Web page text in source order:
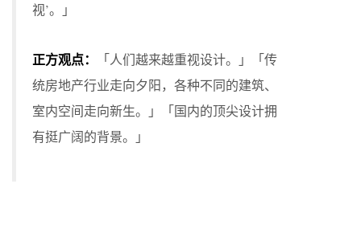
视’。」
正方观点：
「人们越来越重视设计。」「传
统房地产行业走向夕阳，各种不同的建筑、
室内空间走向新生。」「国内的顶尖设计拥
有挺广阔的背景。」